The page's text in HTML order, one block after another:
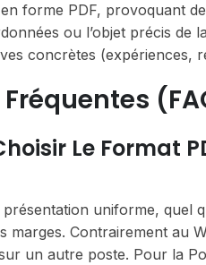
forme PDF, provoquant
ou l’objet précis de
concrètes (expériences,
Le Format
uniforme, quel
marges. Contrairement au
un autre poste. Pour la